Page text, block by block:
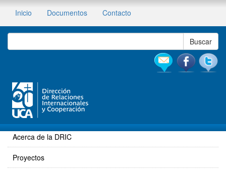
Inicio Documentos Contacto
Acerca de la DRIC
Proyectos